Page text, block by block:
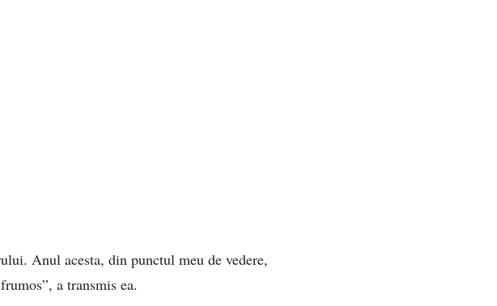
Anul acesta, din punctul meu de vedere,
a transmis ea.